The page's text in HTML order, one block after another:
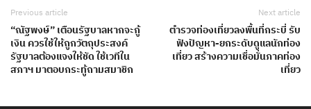
Previous article
“ณัฐพงษ์” เตือนรัฐบาลหากจะกู้
เงิน ควรใช้ให้ถูกวัตถุประสงค์
รัฐบาลต้องแจงให้ชัด ใช้เวทีใน
สภาฯ มาตอบกระทู้ถามสมาชิก
Next article
ตำรวจท่องเที่ยวลงพื้นที่กระบี่ รับ
ฟังปัญหา-ยกระดับดูแลนักท่อง
เที่ยว สร้างความเชื่อมั่นภาคท่อง
เที่ยว